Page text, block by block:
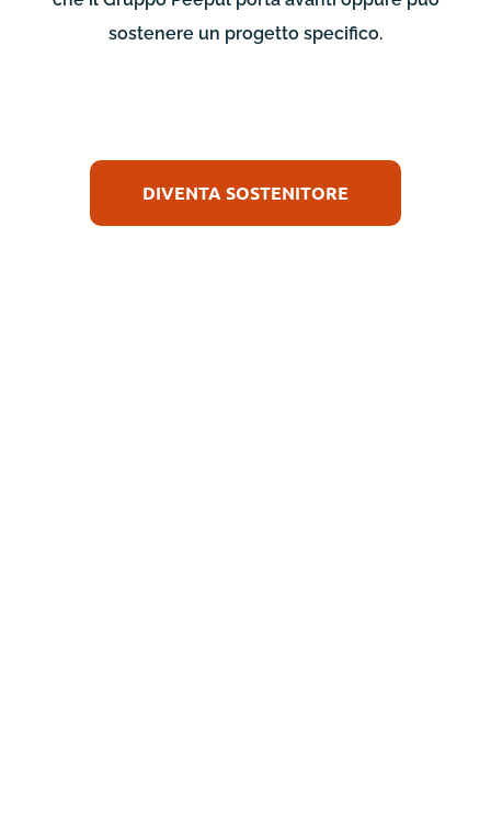
sostenere un progetto specifico.
DIVENTA SOSTENITORE